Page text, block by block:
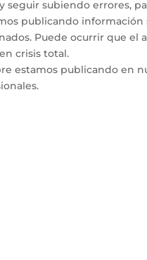
seguir subiendo errores,
publicando
Puede ocurrir que
crisis total.
estamos publicando en